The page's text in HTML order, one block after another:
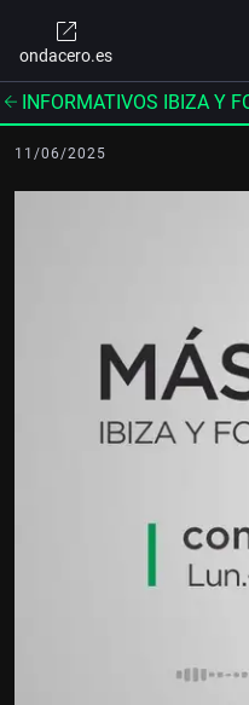
ondacero.es
INFORMATIVOS IBIZA Y
11/06/2025